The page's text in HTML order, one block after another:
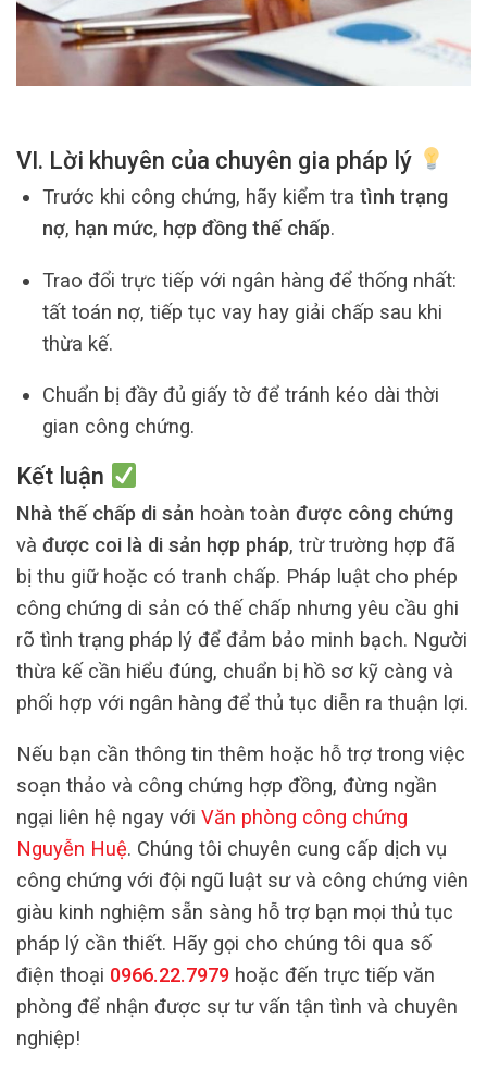
VI. Lời khuyên của chuyên gia pháp lý
Trước khi công chứng, hãy kiểm tra tình trạng
nợ, hạn mức, hợp đồng thế chấp.
Trao đổi trực tiếp với ngân hàng để thống nhất:
tất toán nợ, tiếp tục vay hay giải chấp sau khi
thừa kế.
Chuẩn bị đầy đủ giấy tờ để tránh kéo dài thời
gian công chứng.
Kết luận
Nhà thế chấp di sản hoàn toàn được công chứng
và được coi là di sản hợp pháp, trừ trường hợp đã
bị thu giữ hoặc có tranh chấp. Pháp luật cho phép
công chứng di sản có thế chấp nhưng yêu cầu ghi
rõ tình trạng pháp lý để đảm bảo minh bạch. Người
thừa kế cần hiểu đúng, chuẩn bị hồ sơ kỹ càng và
phối hợp với ngân hàng để thủ tục diễn ra thuận lợi.
Nếu bạn cần thông tin thêm hoặc hỗ trợ trong việc
soạn thảo và công chứng hợp đồng, đừng ngần
ngại liên hệ ngay với Văn phòng công chứng
Nguyễn Huệ. Chúng tôi chuyên cung cấp dịch vụ
công chứng với đội ngũ luật sư và công chứng viên
giàu kinh nghiệm sẵn sàng hỗ trợ bạn mọi thủ tục
pháp lý cần thiết. Hãy gọi cho chúng tôi qua số
điện thoại 0966.22.7979 hoặc đến trực tiếp văn
phòng để nhận được sự tư vấn tận tình và chuyên
nghiệp!